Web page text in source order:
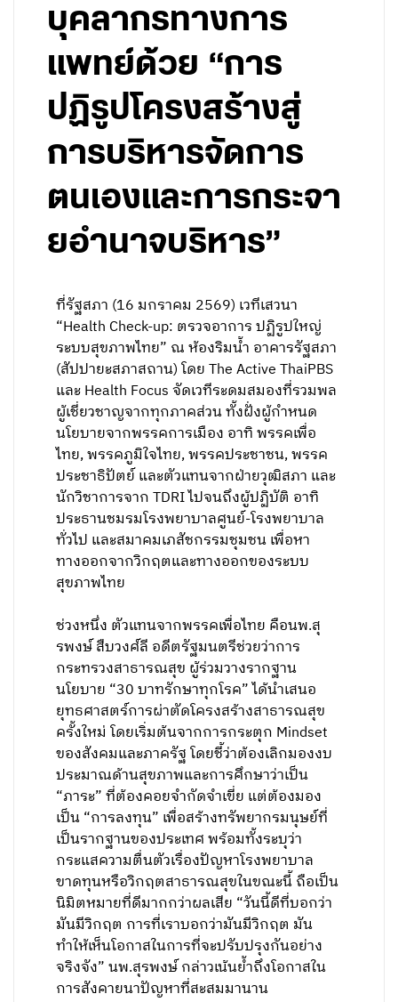
บุคลากรทางการ
แพทย์ด้วย “การ
ปฏิรูปโครงสร้างสู่
การบริหารจัดการ
ตนเองและการกระจา
ยอำนาจบริหาร”
ที่รัฐสภา (16 มกราคม 2569) เวทีเสวนา
“Health Check-up: ตรวจอาการ ปฏิรูปใหญ่
ระบบสุขภาพไทย” ณ ห้องริมน้ำ อาคารรัฐสภา
(สัปปายะสภาสถาน) โดย The Active ThaiPBS
และ Health Focus จัดเวทีระดมสมองที่รวมพล
ผู้เชี่ยวชาญจากทุกภาคส่วน ทั้งฝั่งผู้กำหนด
นโยบายจากพรรคการเมือง อาทิ พรรคเพื่อ
ไทย, พรรคภูมิใจไทย, พรรคประชาชน, พรรค
ประชาธิปัตย์ และตัวแทนจากฝ่ายวุฒิสภา และ
นักวิชาการจาก TDRI ไปจนถึงผู้ปฏิบัติ อาทิ
ประธานชมรมโรงพยาบาลศูนย์-โรงพยาบาล
ทั่วไป และสมาคมเภสัชกรรมชุมชน เพื่อหา
ทางออกจากวิกฤตและทางออกของระบบ
สุขภาพไทย
ช่วงหนึ่ง ตัวแทนจากพรรคเพื่อไทย คือนพ.สุ
รพงษ์ สืบวงศ์ลี อดีตรัฐมนตรีช่วยว่าการ
กระทรวงสาธารณสุข ผู้ร่วมวางรากฐาน
นโยบาย “30 บาทรักษาทุกโรค” ได้นำเสนอ
ยุทธศาสตร์การผ่าตัดโครงสร้างสาธารณสุข
ครั้งใหม่ โดยเริ่มต้นจากการกระตุก Mindset
ของสังคมและภาครัฐ โดยชี้ว่าต้องเลิกมองงบ
ประมาณด้านสุขภาพและการศึกษาว่าเป็น
“ภาระ” ที่ต้องคอยจำกัดจำเขี่ย แต่ต้องมอง
เป็น “การลงทุน” เพื่อสร้างทรัพยากรมนุษย์ที่
เป็นรากฐานของประเทศ พร้อมทั้งระบุว่า
กระแสความตื่นตัวเรื่องปัญหาโรงพยาบาล
ขาดทุนหรือวิกฤตสาธารณสุขในขณะนี้ ถือเป็น
นิมิตหมายที่ดีมากกว่าผลเสีย “วันนี้ดีที่บอกว่า
มันมีวิกฤต การที่เราบอกว่ามันมีวิกฤต มัน
ทำให้เห็นโอกาสในการที่จะปรับปรุงกันอย่าง
จริงจัง” นพ.สุรพงษ์ กล่าวเน้นย้ำถึงโอกาสใน
การสังคายนาปัญหาที่สะสมมานาน